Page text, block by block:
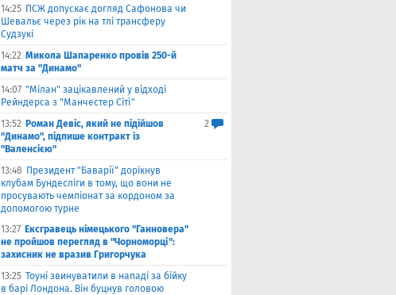
14:25 ПСЖ допускає догляд Сафонова чи
Шевальє через рік на тлі трансферу
Судзукі
14:22 Микола Шапаренко провів 250-й
матч за "Динамо"
14:07 "Мілан" зацікавлений у відході
Рейндерса з "Манчестер Сіті"
13:52 Роман Девіс, який не підійшов
"Динамо", підпише контракт із
"Валенсією"
2
13:48 Президент "Баварії" дорікнув
клубам Бундесліги в тому, що вони не
просувають чемпіонат за кордоном за
допомогою турне
13:27 Ексгравець німецького "Ганновера"
не пройшов перегляд в "Чорноморці":
захисник не вразив Григорчука
13:25 Тоуні звинуватили в нападі за бійку
в барі Лондона. Він буцнув головою